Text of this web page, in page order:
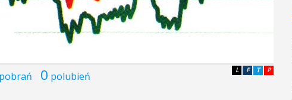
pobrań 0 polubień P
T
F
L